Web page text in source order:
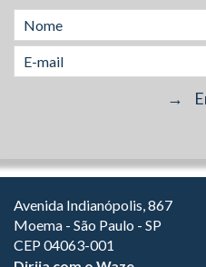
Avenida Indianópolis, 867
Moema - São Paulo - SP
CEP 04063-001